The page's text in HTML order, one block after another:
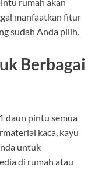
manfaatkan fitur
sudah Anda pilih.
Berbagai
daun pintu semua
kaca, kayu
untuk
di rumah atau